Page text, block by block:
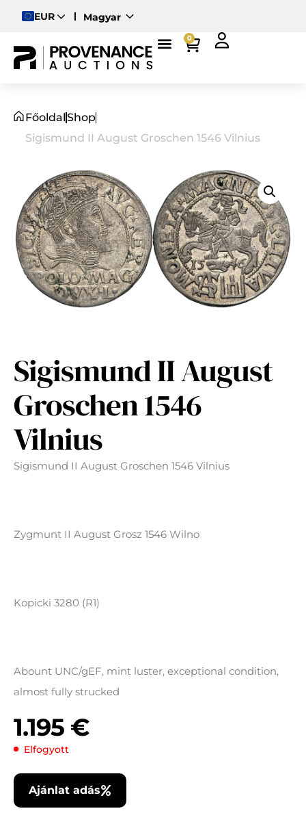
EUR
Magyar
Deutsch
0
FőoldalShop
Sigismund II August Groschen 1546 Vilnius
Sigismund II August
Groschen 1546
Vilnius
Sigismund II August Groschen 1546 Vilnius
Zygmunt II August Grosz 1546 Wilno
Kopicki 3280 (R1)
Abount UNC/gEF, mint luster, exceptional condition,
almost fully strucked
1.195 €
Elfogyott
Ajánlat adás